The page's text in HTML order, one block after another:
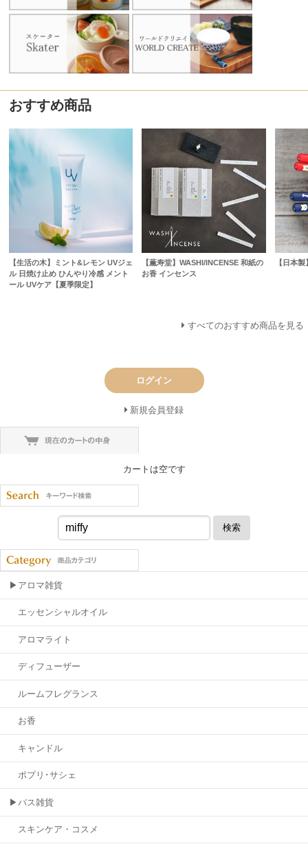
おすすめ商品
【生活の木】ミント&レモン UVジェ
ル 日焼け止め ひんやり冷感 メント
ール UVケア【夏季限定】
【薫寿堂】WASHI/INCENSE 和紙の
お香 インセンス
【日本
すべてのおすすめ商品を見る
ログイン
新規会員登録
カートは空です
検索
▶アロマ雑貨
エッセンシャルオイル
アロマライト
ディフューザー
ルームフレグランス
お香
キャンドル
ポプリ･サシェ
▶バス雑貨
スキンケア・コスメ